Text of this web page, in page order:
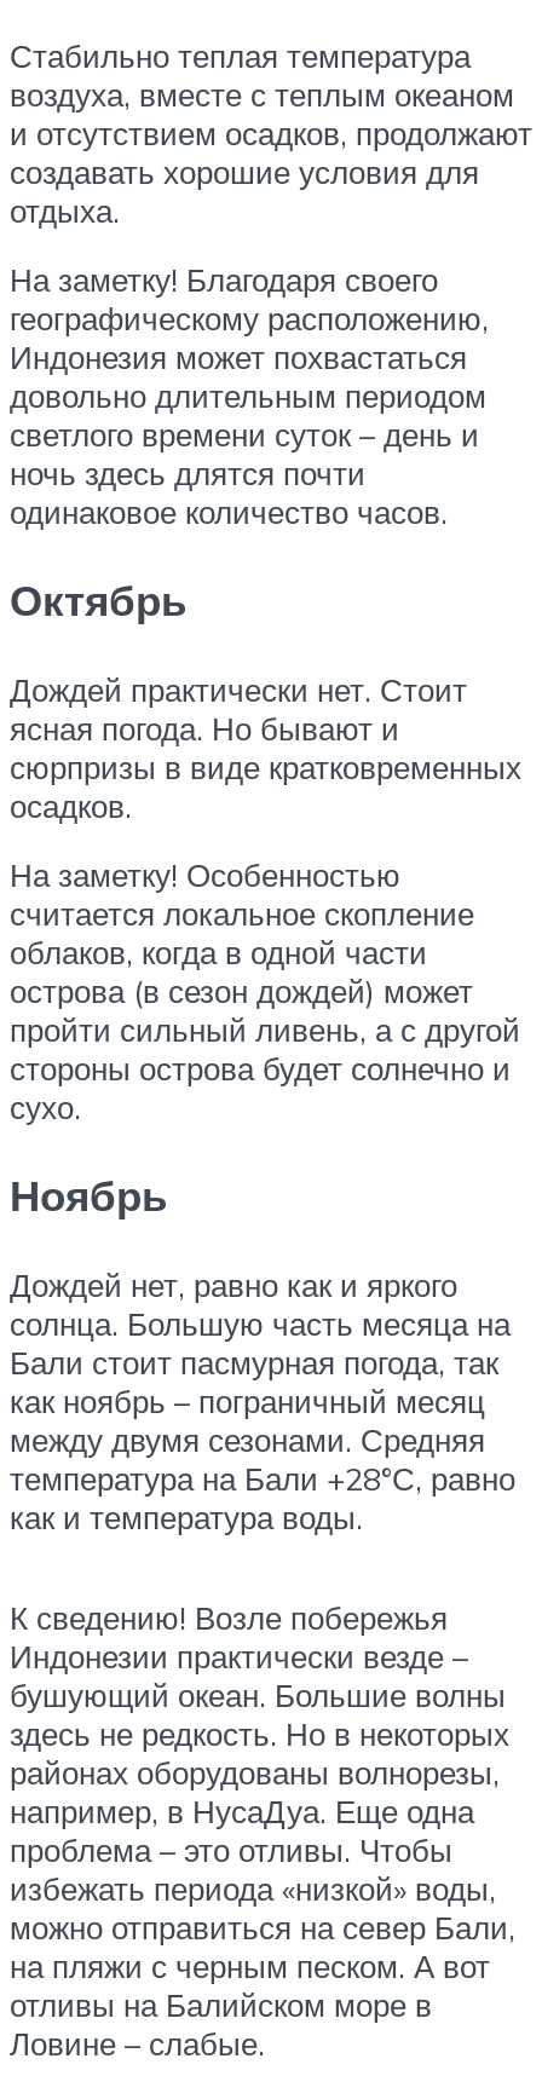
Стабильно теплая температура
воздуха, вместе с теплым океаном
и отсутствием осадков, продолжают
создавать хорошие условия для
отдыха.
На заметку! Благодаря своего
географическому расположению,
Индонезия может похвастаться
довольно длительным периодом
светлого времени суток – день и
ночь здесь длятся почти
одинаковое количество часов.
Октябрь
Дождей практически нет. Стоит
ясная погода. Но бывают и
сюрпризы в виде кратковременных
осадков.
На заметку! Особенностью
считается локальное скопление
облаков, когда в одной части
острова (в сезон дождей) может
пройти сильный ливень, а с другой
стороны острова будет солнечно и
сухо.
Ноябрь
Дождей нет, равно как и яркого
солнца. Большую часть месяца на
Бали стоит пасмурная погода, так
как ноябрь – пограничный месяц
между двумя сезонами. Средняя
температура на Бали +28°С, равно
как и температура воды.
К сведению! Возле побережья
Индонезии практически везде –
бушующий океан. Большие волны
здесь не редкость. Но в некоторых
районах оборудованы волнорезы,
например, в НусаДуа. Еще одна
проблема – это отливы. Чтобы
избежать периода «низкой» воды,
можно отправиться на север Бали,
на пляжи с черным песком. А вот
отливы на Балийском море в
Ловине – слабые.